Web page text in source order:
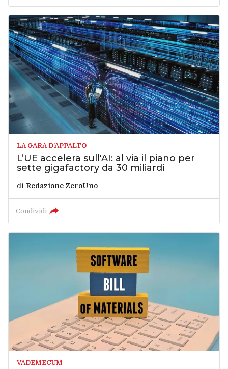
LA GARA D'APPALTO
L’UE accelera sull'AI: al via il piano per
sette gigafactory da 30 miliardi
di Redazione ZeroUno
Condividi
VADEMECUM